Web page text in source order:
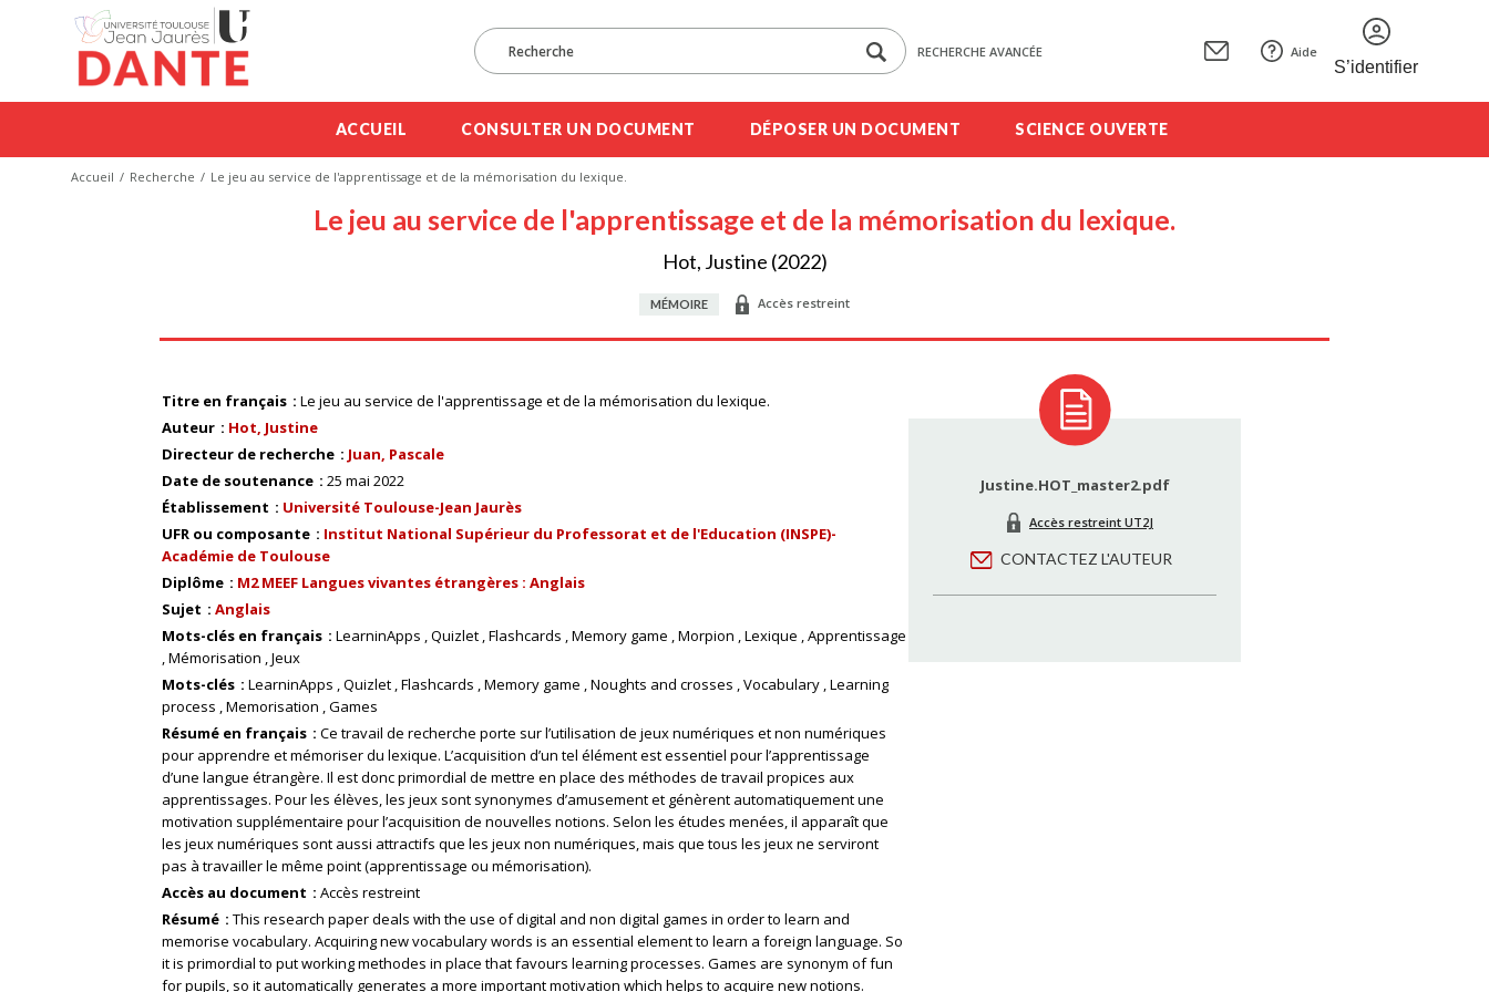
RECHERCHE AVANCÉE Aide
S’identifier
ACCUEIL CONSULTER UN DOCUMENT DÉPOSER UN DOCUMENT SCIENCE OUVERTE
Accueil Recherche Le jeu au service de l'apprentissage et de la mémorisation du lexique.
Le jeu au service de l'apprentissage et de la mémorisation du lexique.
Hot, Justine (2022)
MÉMOIRE Accès restreint
Titre en français
Le jeu au service de l'apprentissage et de la mémorisation du lexique.
Auteur
Hot, Justine
Directeur de recherche
Juan, Pascale
Date de soutenance
25 mai 2022
Établissement
Université Toulouse-Jean Jaurès
UFR ou composante
Institut National Supérieur du Professorat et de l'Education (INSPE)-
Académie de Toulouse
Diplôme
M2 MEEF Langues vivantes étrangères : Anglais
Sujet
Anglais
Mots-clés en français
LearninApps Quizlet Flashcards Memory game Morpion Lexique Apprentissage
Mémorisation Jeux
Mots-clés
LearninApps Quizlet Flashcards Memory game Noughts and crosses Vocabulary Learning
process Memorisation Games
Résumé en français
Ce travail de recherche porte sur l’utilisation de jeux numériques et non numériques
pour apprendre et mémoriser du lexique. L’acquisition d’un tel élément est essentiel pour l’apprentissage
d’une langue étrangère. Il est donc primordial de mettre en place des méthodes de travail propices aux
apprentissages. Pour les élèves, les jeux sont synonymes d’amusement et génèrent automatiquement une
motivation supplémentaire pour l’acquisition de nouvelles notions. Selon les études menées, il apparaît que
les jeux numériques sont aussi attractifs que les jeux non numériques, mais que tous les jeux ne serviront
pas à travailler le même point (apprentissage ou mémorisation).
Accès au document
Accès restreint
Résumé
This research paper deals with the use of digital and non digital games in order to learn and
memorise vocabulary. Acquiring new vocabulary words is an essential element to learn a foreign language. So
it is primordial to put working methodes in place that favours learning processes. Games are synonym of fun
for pupils, so it automatically generates a more important motivation which helps to acquire new notions.
Justine.HOT_master2.pdf
Accès restreint UT2J
CONTACTEZ L'AUTEUR